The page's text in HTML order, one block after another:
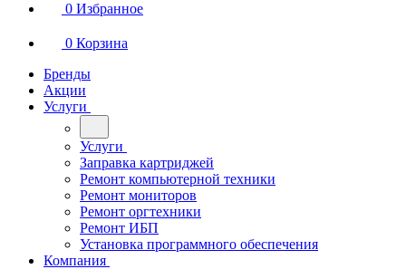
0 Избранное
0 Корзина
Бренды
Акции
Услуги
Услуги
Заправка картриджей
Ремонт компьютерной техники
Ремонт мониторов
Ремонт оргтехники
Ремонт ИБП
Установка программного обеспечения
Компания